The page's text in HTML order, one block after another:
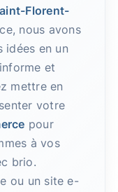
Florent-
nous avons
idées en un
et
mettre en
votre
pour
à vos
brio.
ou un site e-